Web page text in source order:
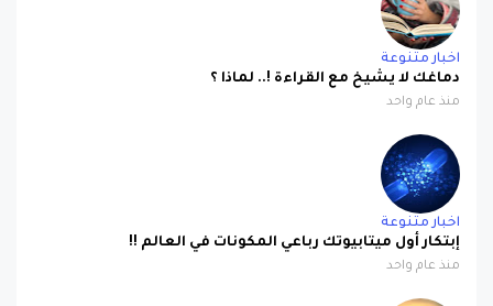
اخبار متنوعة
دماغك لا يشيخ مع القراءة !.. لماذا ؟
منذ عام واحد
اخبار متنوعة
إبتكار أول ميتابيوتك رباعي المكونات في العالم !!
منذ عام واحد